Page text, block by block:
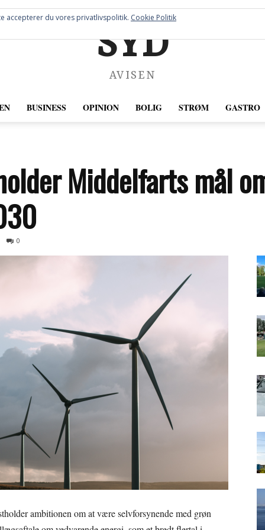
SYD
AVISEN
BUSINESS OPINION BOLIG STRØM GASTRO
Middelfarts mål
0
ambitionen om at være selvforsynende med grøn
accepterer du vores privatlivspolitik. Cookie Politik